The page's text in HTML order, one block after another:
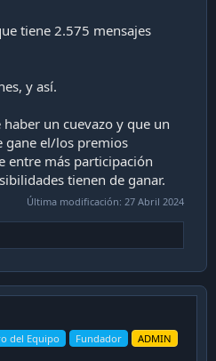
tiene 2.575 mensajes
y así.
un cuevazo y que un
gane el/los premios
entre más participación
tienen de ganar.
Última modificación: 27 Abril 2024
del Equipo Fundador ADMIN